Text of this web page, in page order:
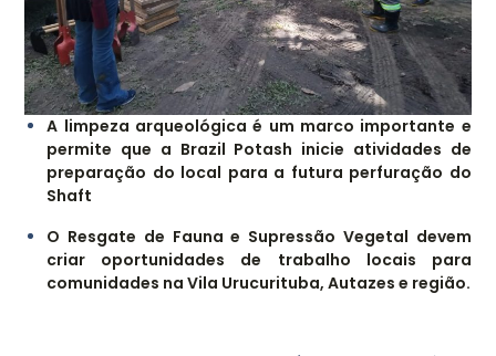
A limpeza arqueológica é um marco importante e
permite que a Brazil Potash inicie atividades de
preparação do local para a futura perfuração do
Shaft
O Resgate de Fauna e Supressão Vegetal devem
criar oportunidades de trabalho locais para
comunidades na Vila Urucurituba, Autazes e região.